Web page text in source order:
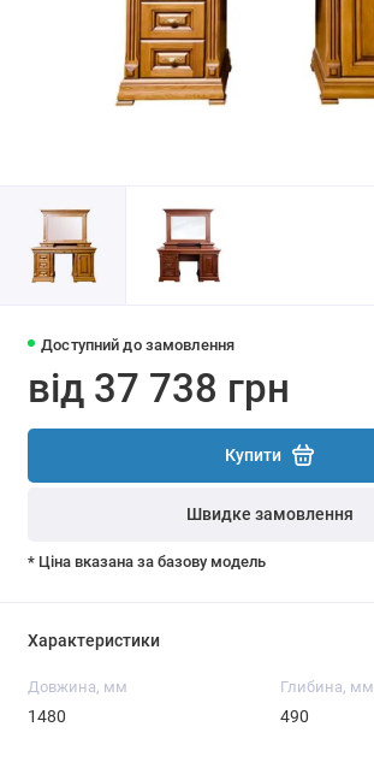
Доступний до замовлення
від 37 738 грн
Купити
Швидке замовлення
* Ціна вказана за базову модель
Характеристики
Довжина, мм
1480
Глибина, мм
490